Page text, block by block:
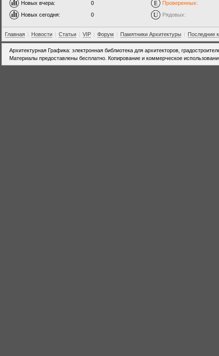
Новых вчера:
0
Новых сегодня:
0
Проверенных:
Рядовых:
Главная | Новости | Статьи | VIP | Форум | Памятники Архитектуры | Последние
Архитектурная Графика: электронная библиотека для архитекторов,
Материалы предоставлены бесплатно. Копирование и коммерческое